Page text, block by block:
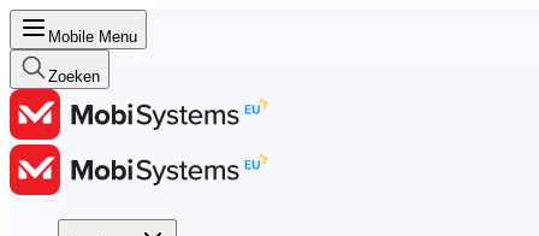
Mobile Menu
Zoeken